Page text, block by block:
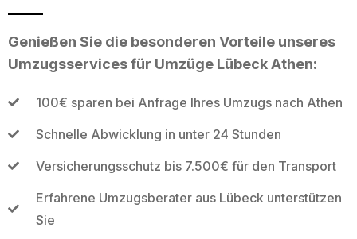
Genießen Sie die besonderen Vorteile unseres
Umzugsservices für Umzüge Lübeck Athen:
100€ sparen bei Anfrage Ihres Umzugs nach Athen
Schnelle Abwicklung in unter 24 Stunden
Versicherungsschutz bis 7.500€ für den Transport
Erfahrene Umzugsberater aus Lübeck unterstützen
Sie